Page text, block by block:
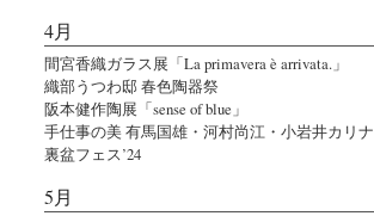
4月
間宮香織ガラス展「La primavera è arrivata.」
織部うつわ邸 春色陶器祭
阪本健作陶展「sense of blue」
手仕事の美 有馬国雄・河村尚江・小岩井カリナ
裏盆フェス’24
5月